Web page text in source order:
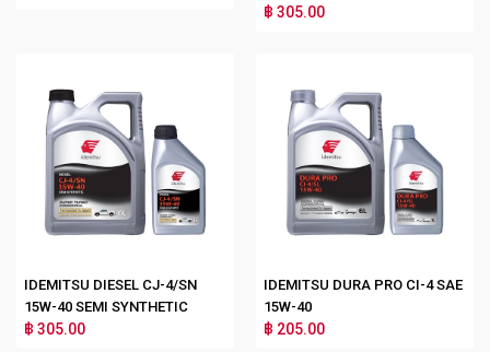
฿ 305.00
IDEMITSU DIESEL CJ-4/SN
15W-40 SEMI SYNTHETIC
฿ 305.00
IDEMITSU DURA PRO CI-4 SAE
15W-40
฿ 205.00